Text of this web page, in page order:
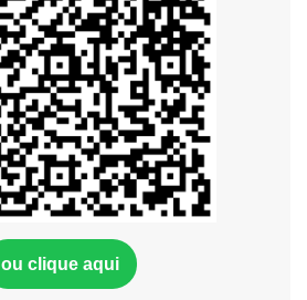
ou clique aqui